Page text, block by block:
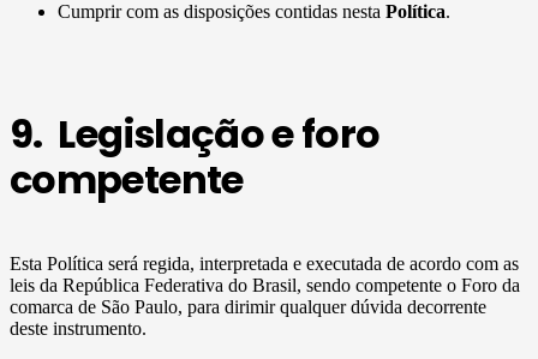
Cumprir com as disposições contidas nesta Política.
9. Legislação e foro
competente
Esta Política será regida, interpretada e executada de acordo com as
leis da República Federativa do Brasil, sendo competente o Foro da
comarca de São Paulo, para dirimir qualquer dúvida decorrente
deste instrumento.